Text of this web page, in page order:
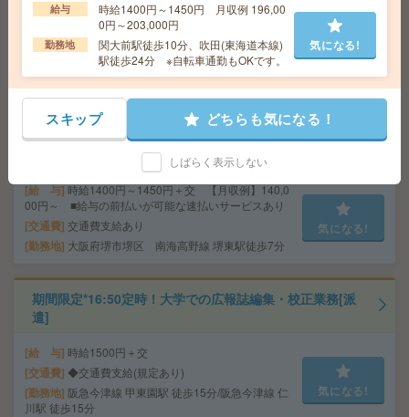
給 与 時給1730円＋交 ■給与の前払いが可能な速
払いサービスあり
交通費 交通費支給あり
大阪府大阪市北区 大阪メトロ四つ橋線 西梅
気になる!
週3日＆10-16時勤務！未経験OK！法律事務所で申請書・
書類の作成など事務[派遣]
給 与 時給1400円～1450円＋交 【月収例】140,0
00円～ ■給与の前払いが可能な速払いサービスあり
交通費 交通費支給あり
勤務地 大阪府堺市堺区 南海高野線 堺東駅徒歩7分
気になる!
期間限定*16:50定時！大学での広報誌編集・校正業務[派
遣]
給 与 時給1500円＋交
交通費 ◆交通費支給(規定あり)
勤務地 阪急今津線 甲東園駅 徒歩15分/阪急今津線 仁
川駅 徒歩15分
気になる!
給与
時給1400円～1450円 月収例 196,00
0円～203,000円
勤務地
関大前駅徒歩10分、吹田(東海道本線)
駅徒歩24分 ※自転車通勤もOKです。
気になる!
スキップ どちらも気になる！
しばらく表示しない